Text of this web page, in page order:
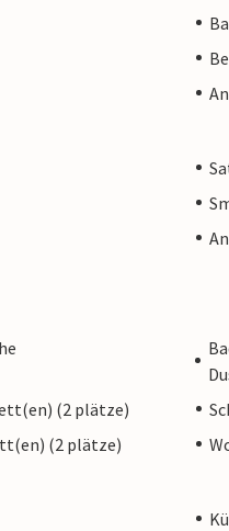
(2 plätze)
(2 plätze)